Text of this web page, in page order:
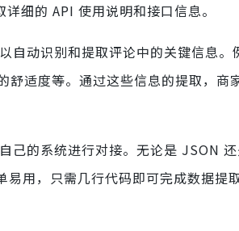
详细的 API 使用说明和接口信息。
自动识别和提取评论中的关键信息。
适度等。通过这些信息的提取，商
己的系统进行对接。无论是 JSON
用，只需几行代码即可完成数据提